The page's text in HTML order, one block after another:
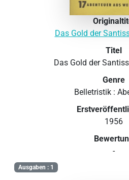
Das Gold der
Titel
Das Gold der
Genre
Belletristik :
1956
-
Ausgaben : 1